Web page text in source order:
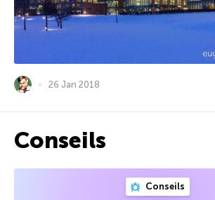
26 Jan 2018
Conseils
Conseils